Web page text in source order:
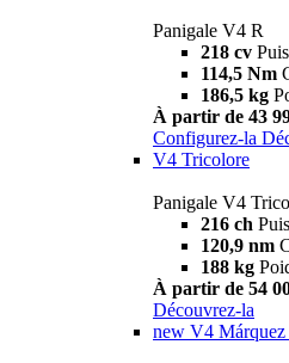
Panigale V4 R
218 cv
114,5 Nm
186,5 kg
À partir de 43
Configurez-la
V4 Tricolore
Panigale V4
216 ch
120,9 nm
188 kg
À partir de 54
Découvrez-la
new V4 Márquez